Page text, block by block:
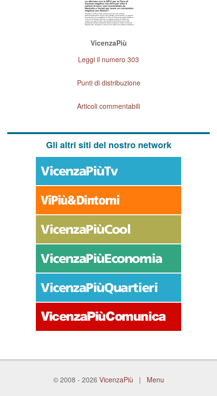
VicenzaPiù
Leggi il numero 303
Punti di distribuzione
Articoli commentabili
Gli altri siti del nostro network
© 2008 - 2026 VicenzaPiù | Menu